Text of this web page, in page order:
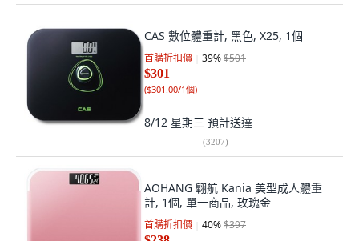
CAS 數位體重計, 黑色, X25, 1個
首購折扣價 39%$501
$301
($301.00/1個)
8/12 星期三 預計送達
(3207)
AOHANG 翺航 Kania 美型成人體重
計, 1個, 單一商品, 玫瑰金
首購折扣價 40%$397